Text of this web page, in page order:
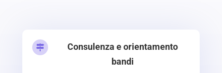

Consulenza e orientamento
bandi